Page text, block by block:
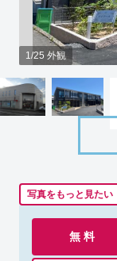
1/25 外観
写真をもっと見たい
無 料